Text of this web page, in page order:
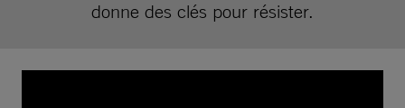
donne des clés pour résister.